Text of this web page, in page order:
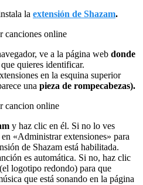
la extensión de Shazam.
ve a la página web donde
que quieres identificar.
en la esquina superior
una pieza de rompecabezas).
y haz clic en él. Si no lo ves
«Administrar extensiones» para
de Shazam está habilitada.
es automática. Si no, haz clic
(el logotipo redondo) para que
que está sonando en la página